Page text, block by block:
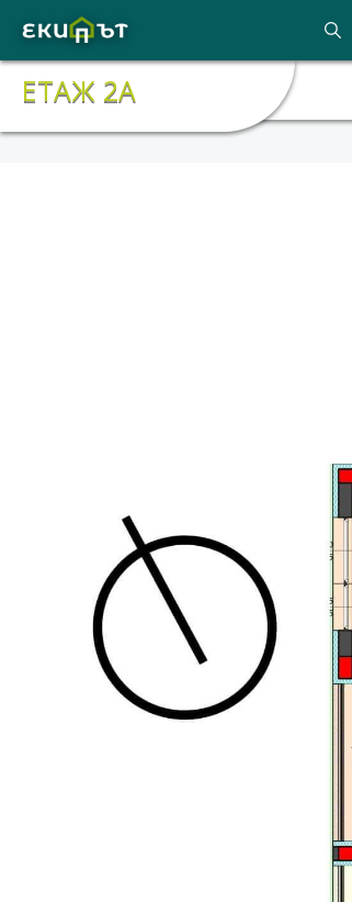
ЕТАЖ 2А